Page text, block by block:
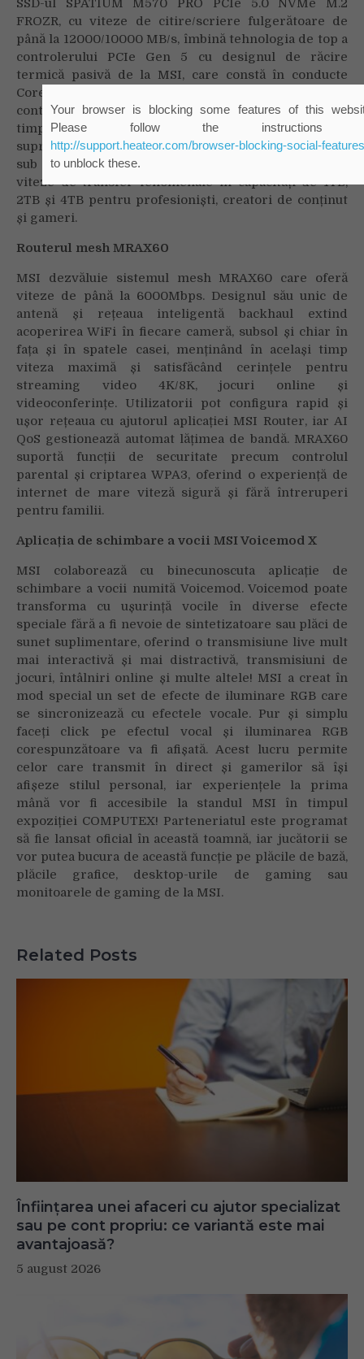
FROZR, cu viteze de citire/scriere fulgerătoare de
până la 12000/10000 MB/s, îmbină tehnologia de top a
controlerului PCIe Gen 5 cu designul de răcire
termică pasivă de la MSI, care constă în conducte
Core Pipes amplasate optim care acoperă complet
controlerul și modulul flash, transferând în același
timp căldura de-a lungul unui radiator de
suprafață pentru o trecere eficientă a fluxului de aer
sub un capac elegant cu finisaj dublu, dezlănțuind
viteze de transfer fenomenale în capacități de 1TB,
2TB și 4TB pentru profesioniști, creatori de conținut
și gameri.
Routerul mesh MRAX60
MSI dezvăluie sistemul mesh MRAX60 care oferă
viteze de până la 6000Mbps. Designul său unic de
antenă și rețeaua inteligentă backhaul extind
acoperirea WiFi în fiecare cameră, subsol și chiar în
fața și în spatele casei, menținând în același timp
viteza maximă și satisfăcând cerințele pentru
streaming video 4K/8K, jocuri online și
videoconferințe. Utilizatorii pot configura rapid și
ușor rețeaua cu ajutorul aplicației MSI Router, iar AI
QoS gestionează automat lățimea de bandă. MRAX60
suportă funcții de securitate precum controlul
parental și criptarea WPA3, oferind o experiență de
internet de mare viteză sigură și fără întreruperi
pentru familii.
Aplicația de schimbare a vocii MSI Voicemod X
MSI colaborează cu binecunoscuta aplicație de
schimbare a vocii numită Voicemod. Voicemod poate
transforma cu ușurință vocile în diverse efecte
speciale fără a fi nevoie de sintetizatoare sau plăci de
sunet suplimentare, oferind o transmisiune live mult
mai interactivă și mai distractivă, transmisiuni de
jocuri, întâlniri online și multe altele! MSI a creat în
mod special un set de efecte de iluminare RGB care
se sincronizează cu efectele vocale. Pur și simplu
faceți click pe efectul vocal și iluminarea RGB
corespunzătoare va fi afișată. Acest lucru permite
celor care transmit în direct și gamerilor să își
afișeze stilul personal, iar experiențele la prima
mână vor fi accesibile la standul MSI în timpul
expoziției COMPUTEX! Parteneriatul este programat
să fie lansat oficial în această toamnă, iar jucătorii se
vor putea bucura de această funcție pe plăcile de bază,
plăcile grafice, desktop-urile de gaming sau
monitoarele de gaming de la MSI.
Related Posts
Înființarea unei afaceri cu ajutor specializat
sau pe cont propriu: ce variantă este mai
avantajoasă?
5 august 2026